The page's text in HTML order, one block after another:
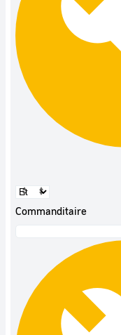
Commanditaire